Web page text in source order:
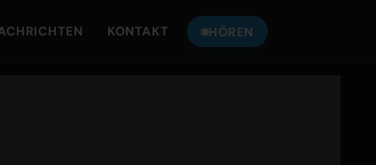
KONTAKT HÖREN